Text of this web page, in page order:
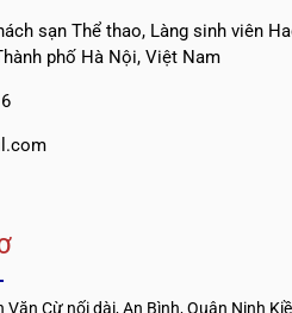
sạn Thể thao, Làng sinh viên
phố Hà Nội, Việt Nam
Cừ nối dài, An Bình, Quận Ninh